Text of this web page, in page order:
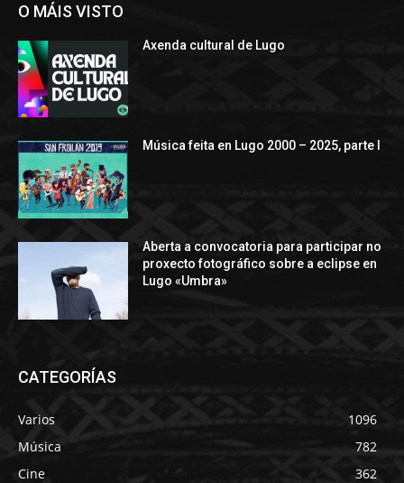
O MÁIS VISTO
Axenda cultural de Lugo
Música feita en Lugo 2000 – 2025, parte I
Aberta a convocatoria para participar no
proxecto fotográfico sobre a eclipse en
Lugo «Umbra»
CATEGORÍAS
Varios
1096
Música
782
Cine
362